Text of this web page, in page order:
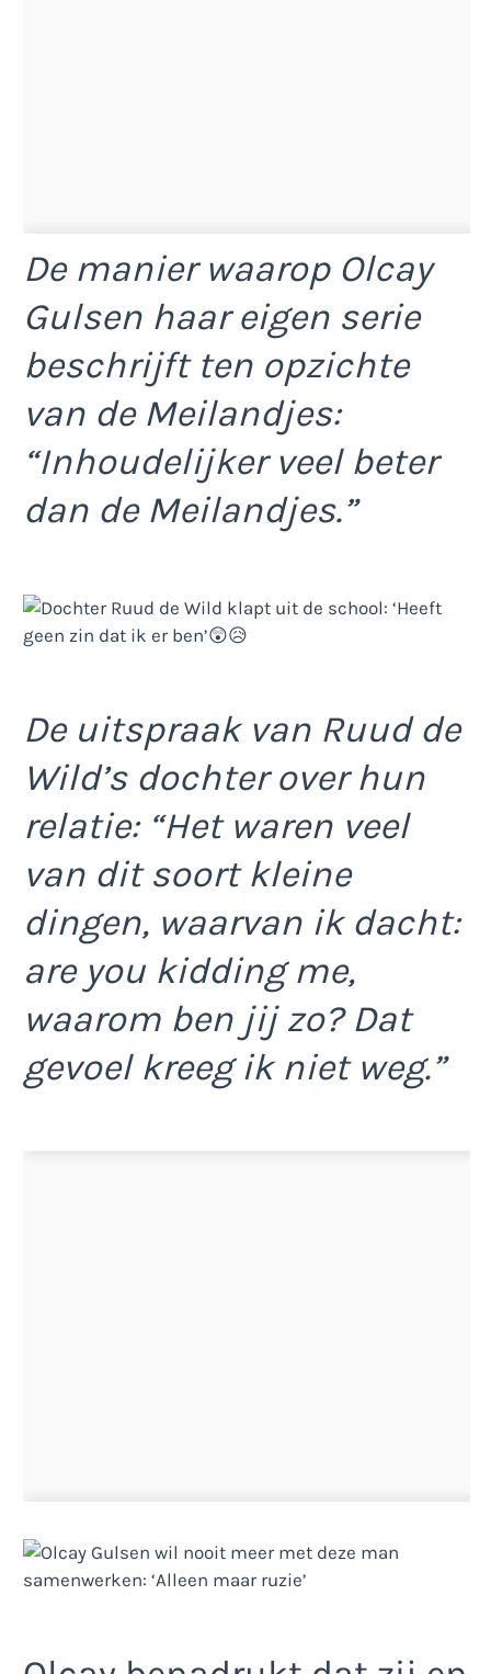
De manier waarop Olcay
Gulsen haar eigen serie
beschrijft ten opzichte
van de Meilandjes:
“Inhoudelijker veel beter
dan de Meilandjes.”
De uitspraak van Ruud de
Wild’s dochter over hun
relatie: “Het waren veel
van dit soort kleine
dingen, waarvan ik dacht:
are you kidding me,
waarom ben jij zo? Dat
gevoel kreeg ik niet weg.”